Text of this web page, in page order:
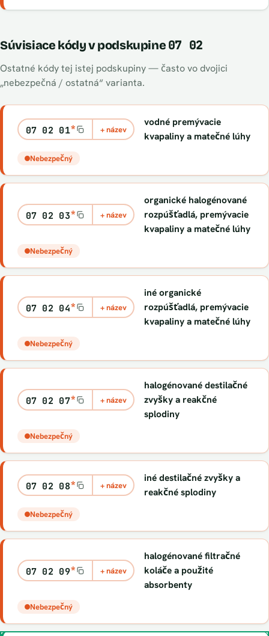
Súvisiace kódy v podskupine 07 02
Ostatné kódy tej istej podskupiny — často vo dvojici
„nebezpečná / ostatná“ varianta.
07 02 01* + název
vodné premývacie
kvapaliny a matečné lúhy
Nebezpečný
07 02 03* + název
organické halogénované
rozpúšťadlá, premývacie
kvapaliny a matečné lúhy
Nebezpečný
07 02 04* + název
iné organické
rozpúšťadlá, premývacie
kvapaliny a matečné lúhy
Nebezpečný
07 02 07* + název
halogénované destilačné
zvyšky a reakčné
splodiny
Nebezpečný
07 02 08* + název
iné destilačné zvyšky a
reakčné splodiny
Nebezpečný
07 02 09* + název
halogénované filtračné
koláče a použité
absorbenty
Nebezpečný